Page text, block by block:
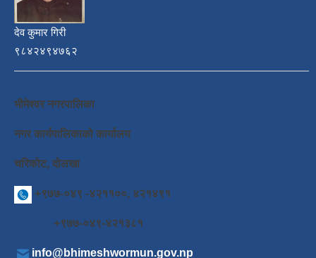
देव कुमार गिरी
९८४२४९४७६२
भीमेश्वर नगरपालिका
नगर कार्यपालिकाको कार्यालय
चरिकोट, दोलखा
+९७७-०४९ -४२११००, ४२१४९१
+९७७-०४९-४२१३८१
info@bhimeshwormun.gov.np